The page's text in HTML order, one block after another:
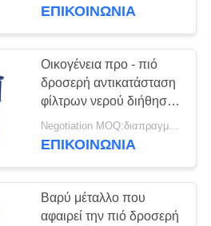
τοποθέτησε
ζεστού
το γραφείο
ΕΠΙΚΟΙΝΩΝΙΑ
Οικογένεια προ - πιό
δροσερή αντικατάσταση
φίλτρων νερού διήθησης
με την καλή επίδραση
φιλτραρίσματος
Negotiation MOQ:διαπραγμάτευση
ΕΠΙΚΟΙΝΩΝΙΑ
Βαρύ μέταλλο που
αφαιρεί την πιό δροσερή